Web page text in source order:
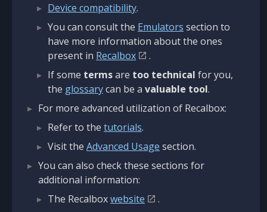
Device compatibility.
You can consult the Emulators section to
have more information about the ones
present in Recalbox
.
If some termsare too technical for you,
the glossarycan be a valuable tool.
For more advanced utilization of Recalbox:
Refer to the tutorials.
Visit the Advanced Usage section.
You can also check these sections for
additional information:
The Recalboxwebsite
.